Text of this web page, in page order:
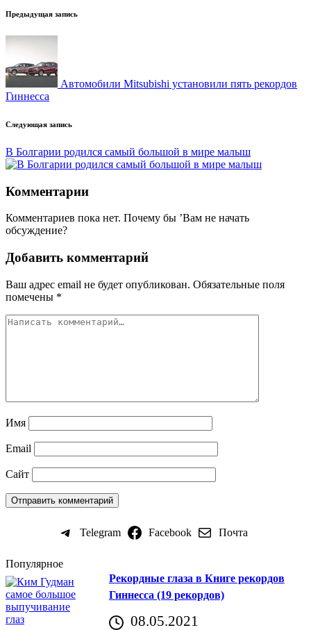
Навигация
записи
Предыдущая запись
Автомобили Mitsubishi установили пять рекордов
Гиннесса
Следующая запись
В Болгарии родился самый большой в мире малыш
Комментарии
Комментариев пока нет. Почему бы ’Вам не начать
обсуждение?
Добавить комментарий
Ваш адрес email не будет опубликован. Обязательные поля
помечены *
Имя
Email
Сайт
Telegram Facebook Почта
Популярное
Рекордные глаза в Книге рекордов
Гиннесса (19 рекордов)
08.05.2021